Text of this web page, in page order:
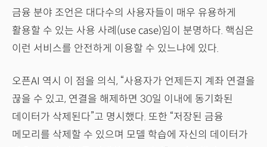
금융 분야 조언은 대다수의 사용자들이 매우 유용하게
활용할 수 있는 사용 사례(use case)임이 분명하다. 핵심은
이런 서비스를 안전하게 이용할 수 있느냐에 있다.
오픈AI 역시 이 점을 의식, “사용자가 언제든지 계좌 연결을
끊을 수 있고, 연결을 해제하면 30일 이내에 동기화된
데이터가 삭제된다”고 명시했다. 또한 “저장된 금융
메모리를 삭제할 수 있으며 모델 학습에 자신의 데이터가